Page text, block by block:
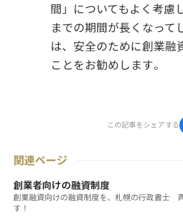
間」についてもよく考慮
までの期間が長くなって
は、安全のために創業融
ことをお勧めします。
この記事をシェアする
関連ページ
創業者向けの融資制度
創業融資向けの融資制度を、札幌の行政書士
す！